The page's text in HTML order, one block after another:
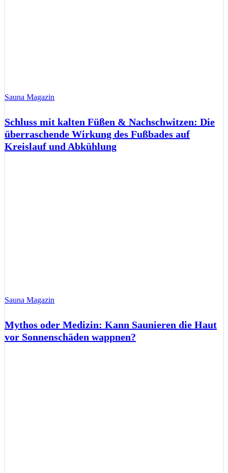
Sauna Magazin
Schluss mit kalten Füßen & Nachschwitzen: Die
überraschende Wirkung des Fußbades auf
Kreislauf und Abkühlung
Sauna Magazin
Mythos oder Medizin: Kann Saunieren die Haut
vor Sonnenschäden wappnen?